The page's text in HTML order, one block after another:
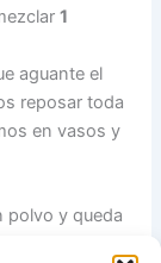
1
aguante el
reposar toda
en vasos y
polvo y queda